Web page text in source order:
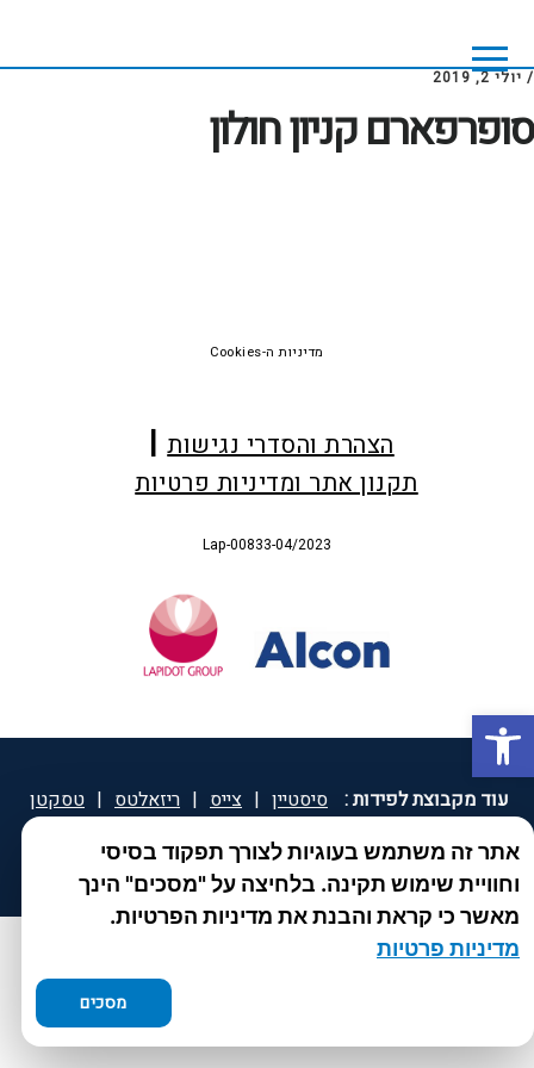
פתח סרגל נגישות
main
content
footer
/ יולי 2, 2019
סופרפארם קניון חולון
הצהרת והסדרי נגישות
תקנון אתר ומדיניות פרטיות
Lap-00833-04/2023
מדיניות ה-Cookies
אתר זה משתמש בעוגיות לצורך תפקוד בסיסי
וחוויית שימוש תקינה. בלחיצה על "מסכים" הינך
מאשר כי קראת והבנת את מדיניות הפרטיות.
מדיניות פרטיות
מסכים
עוד מקבוצת לפידות : סיסטיין | צייס | ריזאלטס | טסקטן
| ספאטון | ספיד גרון | יוטיפרו פלוס | קוקידנט |
DROPsept ®